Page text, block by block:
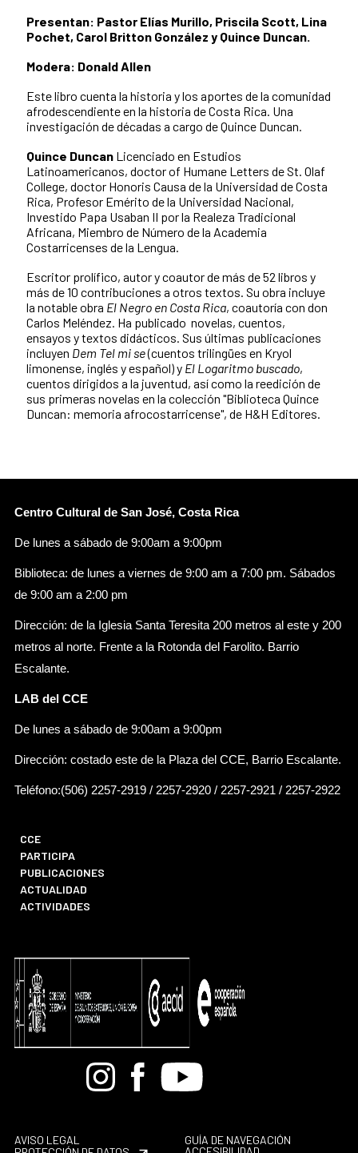
Presentan: Pastor Elías Murillo, Priscila Scott, Lina
Pochet, Carol Britton González y Quince Duncan.
Modera: Donald Allen
Este libro cuenta la historia y los aportes de la comunidad
afrodescendiente en la historia de Costa Rica. Una
investigación de décadas a cargo de Quince Duncan.
Quince Duncan Licenciado en Estudios
Latinoamericanos, doctor of Humane Letters de St. Olaf
College, doctor Honoris Causa de la Universidad de Costa
Rica, Profesor Emérito de la Universidad Nacional,
Investido Papa Usaban II por la Realeza Tradicional
Africana, Miembro de Número de la Academia
Costarricenses de la Lengua.
Escritor prolífico, autor y coautor de más de 52 libros y
más de 10 contribuciones a otros textos. Su obra incluye
la notable obra El Negro en Costa Rica, coautoría con don
Carlos Meléndez. Ha publicado novelas, cuentos,
ensayos y textos didácticos. Sus últimas publicaciones
incluyen Dem Tel mi se(cuentos trilingües en Kryol
limonense, inglés y español) y El Logaritmo buscado,
cuentos dirigidos a la juventud, así como la reedición de
sus primeras novelas en la colección "Biblioteca Quince
Duncan: memoria afrocostarricense", de H&H Editores.
Centro Cultural de San José, Costa Rica
De lunes a sábado de 9:00am a 9:00pm
Biblioteca: de lunes a viernes de 9:00 am a 7:00 pm. Sábados
de 9:00 am a 2:00 pm
Dirección: de la Iglesia Santa Teresita 200 metros al este y 200
metros al norte. Frente a la Rotonda del Farolito. Barrio
Escalante.
LAB del CCE
De lunes a sábado de 9:00am a 9:00pm
Dirección: costado este de la Plaza del CCE, Barrio Escalante.
Teléfono:(506) 2257-2919 / 2257-2920 / 2257-2921 / 2257-2922
CCE
PARTICIPA
PUBLICACIONES
ACTUALIDAD
ACTIVIDADES
BandcampInstagramFacebook
Youtube
AVISO LEGAL
GUÍA DE NAVEGACIÓN